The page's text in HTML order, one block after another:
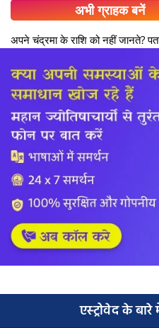
अभी ग्राहक बनें
अपने चंद्रमा के राशि को नहीं जानते?
एस्ट्रोवेद के